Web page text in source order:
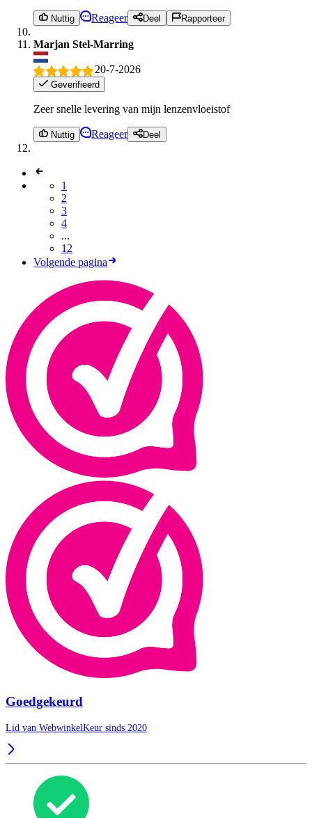
Nuttig Reageer Deel Rapporteer
Marjan Stel-Marring
20-7-2026
Geverifieerd
Zeer snelle levering van mijn lenzenvloeistof
Nuttig Reageer Deel
1
2
3
4
...
12
Volgende pagina
Goedgekeurd
Lid van WebwinkelKeur sinds 2020